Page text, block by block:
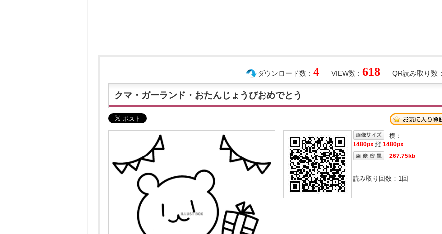
QR読み取り数：
VIEW数： 618
ダウンロード数： 4
クマ・ガーランド・おたんじょうびおめでとう
横：
1480px 縦:1480px
267.75kb
読み取り回数： 1回